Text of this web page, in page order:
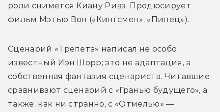
роли снимется Киану Ривз. Продюсирует
Сценарий «Трепета» написал не особо
известный Иэн Шорр; это не адаптация, а
собственная фантазия сценариста. Читавшие
сравнивают сценарий с «Гранью будущего», а
также, как ни странно, с «Отмелью» —